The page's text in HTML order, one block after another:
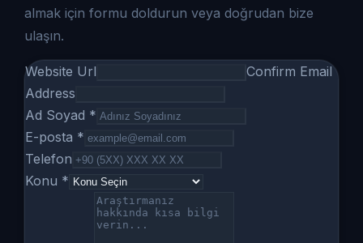
almak için formu doldurun veya doğrudan bize
ulaşın.
Website Url
Confirm Email
Address
Ad Soyad *
E-posta *
Telefon
Konu *